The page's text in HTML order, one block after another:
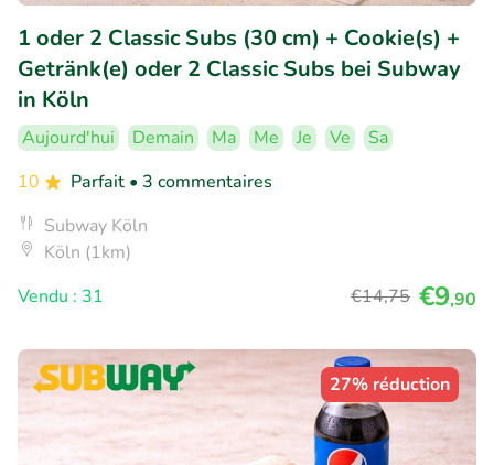
1 oder 2 Classic Subs (30 cm) + Cookie(s) +
Getränk(e) oder 2 Classic Subs bei Subway
in Köln
Aujourd'hui Demain Ma Me Je Ve
Sa
10
Parfait • 3 commentaires
Subway Köln
Köln (1km)
Vendu : 31
€14,75 €9,90
27% réduction